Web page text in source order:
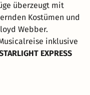
überzeugt mit
Kostümen und
Webber.
inklusive
EXPRESS